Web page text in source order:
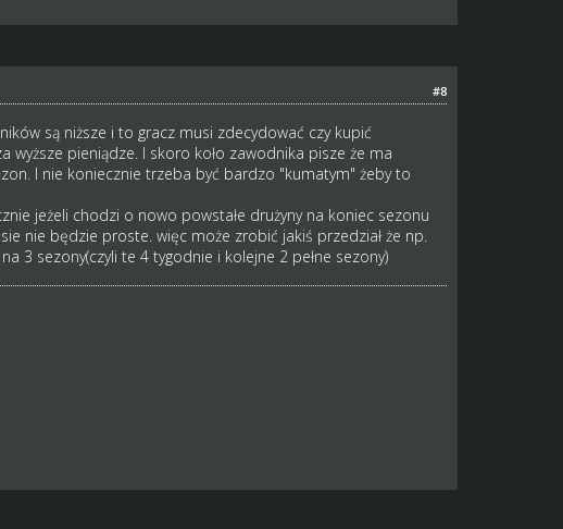
#8
są niższe i to gracz musi zdecydować czy kupić
pieniądze. I skoro koło zawodnika pisze że ma
I nie koniecznie trzeba być bardzo "kumatym" żeby to
jeżeli chodzi o nowo powstałe drużyny na koniec sezonu
nie będzie proste. więc może zrobić jakiś przedział że np.
3 sezony(czyli te 4 tygodnie i kolejne 2 pełne sezony)